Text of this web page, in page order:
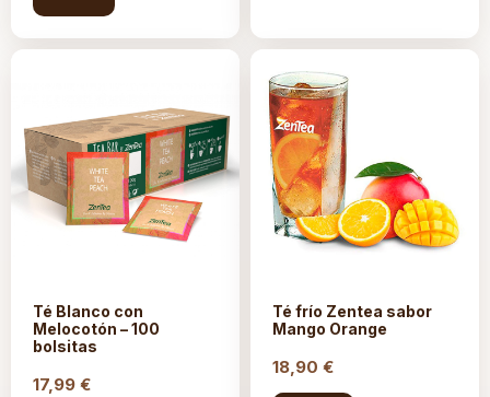
Té Blanco con
Melocotón – 100
bolsitas
17,99 €
Té frío Zentea sabor
Mango Orange
18,90 €